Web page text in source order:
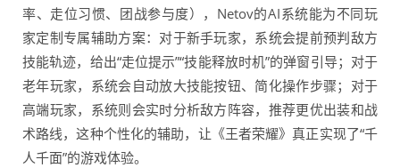
率、走位习惯、团战参与度），Netov的AI系统能为不同玩
家定制专属辅助方案：对于新手玩家，系统会提前预判敌方
技能轨迹，给出“走位提示”“技能释放时机”的弹窗引导；对于
老年玩家，系统会自动放大技能按钮、简化操作步骤；对于
高端玩家，系统则会实时分析敌方阵容，推荐更优出装和战
术路线，这种个性化的辅助，让《王者荣耀》真正实现了“千
人千面”的游戏体验。